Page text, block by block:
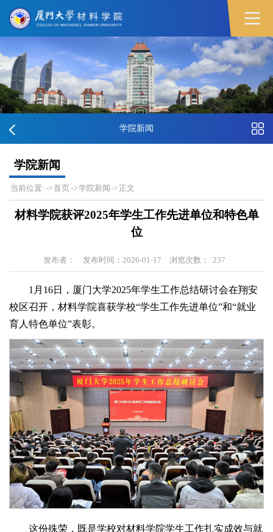
学院新闻
学院新闻
当前位置: ->首页 ->学院新闻 -> 正文
材料学院获评2025年学生工作先进单位和特色单
位
发布者： 发布时间：2026-01-17 浏览次数： 237
1月16日，厦门大学2025年学生工作总结研讨会在翔安
校区召开，材料学院喜获学校“学生工作先进单位”和“就业
育人特色单位”表彰。
这份殊荣，既是学校对材料学院学生工作扎实成效与就